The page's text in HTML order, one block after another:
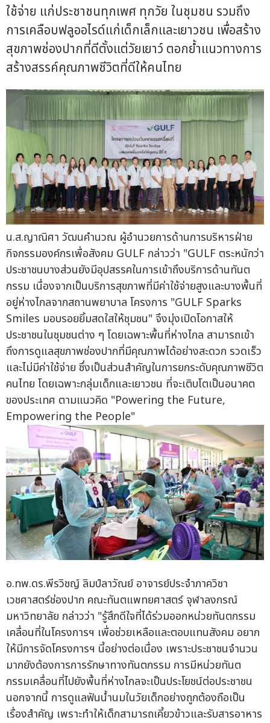
ใช้จ่าย แก่ประชาชนทุกเพศ ทุกวัย ในชุมชน รวมถึง
การเคลือบฟลูออไรด์แก่เด็กเล็กและเยาวชน เพื่อสร้าง
สุขภาพช่องปากที่ดีตั้งแต่วัยเยาว์ ตอกย้ำแนวทางการ
สร้างสรรค์คุณภาพชีวิตที่ดีให้คนไทย
น.ส.ญาณิศา วัฒนคำนวณ ผู้อำนวยการด้านการบริหารฝ่าย
กิจกรรมองค์กรเพื่อสังคม GULF กล่าวว่า "GULF ตระหนักว่า
ประชาชนบางส่วนยังมีอุปสรรคในการเข้าถึงบริการด้านทันต
กรรม เนื่องจากเป็นบริการสุขภาพที่มีค่าใช้จ่ายสูงและบางพื้นที่
อยู่ห่างไกลจากสถานพยาบาล โครงการ "GULF Sparks
Smiles มอบรอยยิ้มสดใสให้ชุมชน" จึงมุ่งเปิดโอกาสให้
ประชาชนในชุมชนต่าง ๆ โดยเฉพาะพื้นที่ห่างไกล สามารถเข้า
ถึงการดูแลสุขภาพช่องปากที่มีคุณภาพได้อย่างสะดวก รวดเร็ว
และไม่มีค่าใช้จ่าย ซึ่งเป็นส่วนสำคัญในการยกระดับคุณภาพชีวิต
คนไทย โดยเฉพาะกลุ่มเด็กและเยาวชน ที่จะเติบโตเป็นอนาคต
ของประเทศ ตามแนวคิด "Powering the Future,
Empowering the People"
อ.ทพ.ดร.พีรวิชญ์ ลิมป์ลาวัณย์ อาจารย์ประจำภาควิชา
เวชศาสตร์ช่องปาก คณะทันตแพทยศาสตร์ จุฬาลงกรณ์
มหาวิทยาลัย กล่าวว่า "รู้สึกดีใจที่ได้ร่วมออกหน่วยทันตกรรม
เคลื่อนที่ในโครงการฯ เพื่อช่วยเหลือและตอบแทนสังคม อยาก
ให้มีการจัดโครงการฯ นี้อย่างต่อเนื่อง เพราะประชาชนจำนวน
มากยังต้องการการรักษาทางทันตกรรม การมีหน่วยทันต
กรรมเคลื่อนที่ไปยังพื้นที่ห่างไกลจะเป็นประโยชน์ต่อประชาชน
นอกจากนี้ การดูแลฟันน้ำนมในวัยเด็กอย่างถูกต้องถือเป็น
เรื่องสำคัญ เพราะทำให้เด็กสามารถเคี้ยวข้าวและรับสารอาหาร